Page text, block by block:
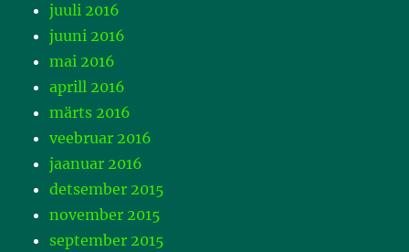
juuli 2016
juuni 2016
mai 2016
aprill 2016
märts 2016
veebruar 2016
jaanuar 2016
detsember 2015
november 2015
september 2015